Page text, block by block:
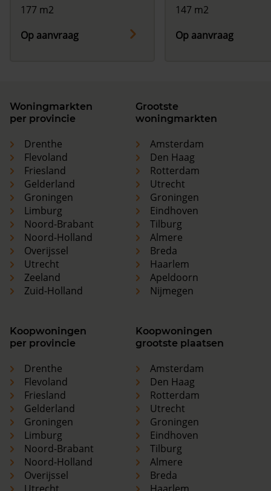
177 m2
Op aanvraag
147 m2
Op aanvraag
Woningmarkten
per provincie
Drenthe
Flevoland
Friesland
Gelderland
Groningen
Limburg
Noord-Brabant
Noord-Holland
Overijssel
Utrecht
Zeeland
Zuid-Holland
Grootste
woningmarkten
Amsterdam
Den Haag
Rotterdam
Utrecht
Groningen
Eindhoven
Tilburg
Almere
Breda
Haarlem
Apeldoorn
Nijmegen
Koopwoningen
per provincie
Drenthe
Flevoland
Friesland
Gelderland
Groningen
Limburg
Noord-Brabant
Noord-Holland
Overijssel
Koopwoningen
grootste plaatsen
Amsterdam
Den Haag
Rotterdam
Utrecht
Groningen
Eindhoven
Tilburg
Almere
Breda